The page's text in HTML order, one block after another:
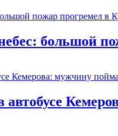
большой
автобусе